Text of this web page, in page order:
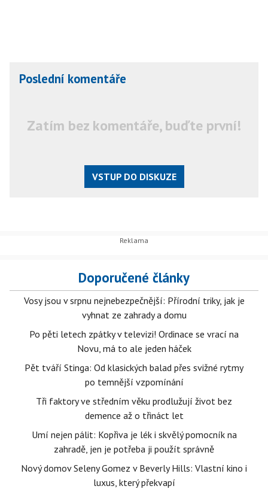
Poslední komentáře
Zatím bez komentáře, buďte první!
VSTUP DO DISKUZE
Doporučené články
Vosy jsou v srpnu nejnebezpečnější: Přírodní triky, jak je
vyhnat ze zahrady a domu
Po pěti letech zpátky v televizi! Ordinace se vrací na
Novu, má to ale jeden háček
Pět tváří Stinga: Od klasických balad přes svižné rytmy
po temnější vzpomínání
Tři faktory ve středním věku prodlužují život bez
demence až o třináct let
Umí nejen pálit: Kopřiva je lék i skvělý pomocník na
zahradě, jen je potřeba ji použít správně
Nový domov Seleny Gomez v Beverly Hills: Vlastní kino i
luxus, který překvapí